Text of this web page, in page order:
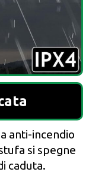
anti-incendio
si spegne
caduta.